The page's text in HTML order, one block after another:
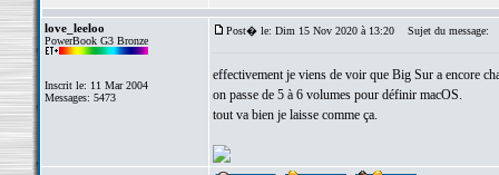
love_leeloo
PowerBook G3 Bronze
Inscrit le: 11 Mar 2004
Messages: 5473
Post� le: Dim 15 Nov 2020 à 13:20 Sujet du message:
effectivement je viens de voir que Big Sur a encore
on passe de 5 à 6 volumes pour définir macOS.
tout va bien je laisse comme ça.